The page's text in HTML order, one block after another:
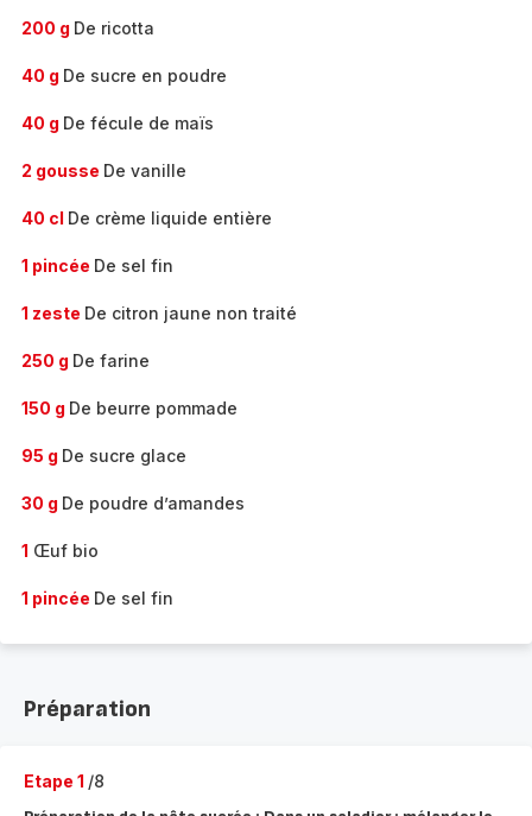
200 g De ricotta
40 g De sucre en poudre
40 g De fécule de maïs
2 gousse De vanille
40 cl De crème liquide entière
1 pincée De sel fin
1 zeste De citron jaune non traité
250 g De farine
150 g De beurre pommade
95 g De sucre glace
30 g De poudre d’amandes
1 Œuf bio
1 pincée De sel fin
Préparation
Etape 1 /8